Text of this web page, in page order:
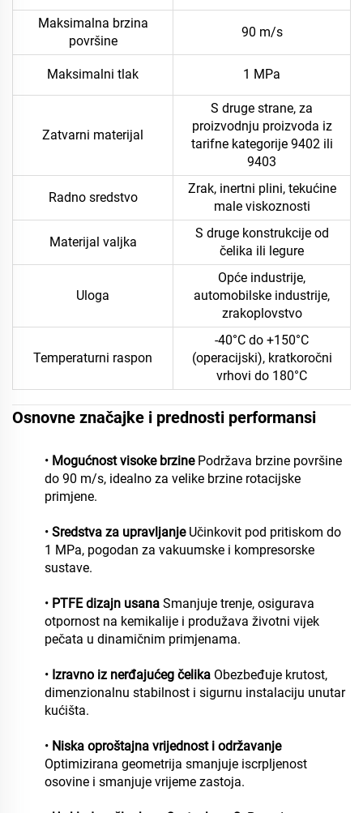
Maksimalna brzina
površine
90 m/s
Maksimalni tlak 1 MPa
Zatvarni materijal
S druge strane, za
proizvodnju proizvoda iz
tarifne kategorije 9402 ili
9403
Radno sredstvo
Zrak, inertni plini, tekućine
male viskoznosti
Materijal valjka
S druge konstrukcije od
čelika ili legure
Uloga
Opće industrije,
automobilske industrije,
zrakoplovstvo
Temperaturni raspon
-40°C do +150°C
(operacijski), kratkoročni
vrhovi do 180°C
Osnovne značajke i prednosti performansi
• Mogućnost visoke brzine Podržava brzine površine
do 90 m/s, idealno za velike brzine rotacijske
primjene.
• Sredstva za upravljanje Učinkovit pod pritiskom do
1 MPa, pogodan za vakuumske i kompresorske
sustave.
• PTFE dizajn usana Smanjuje trenje, osigurava
otpornost na kemikalije i produžava životni vijek
pečata u dinamičnim primjenama.
• Izravno iz nerđajućeg čelika Obezbeđuje krutost,
dimenzionalnu stabilnost i sigurnu instalaciju unutar
kućišta.
• Niska oproštajna vrijednost i održavanje
Optimizirana geometrija smanjuje iscrpljenost
osovine i smanjuje vrijeme zastoja.